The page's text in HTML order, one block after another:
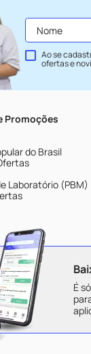
Ao se
ofertas e
Promoções
do Brasil
Laboratório (PBM)
É